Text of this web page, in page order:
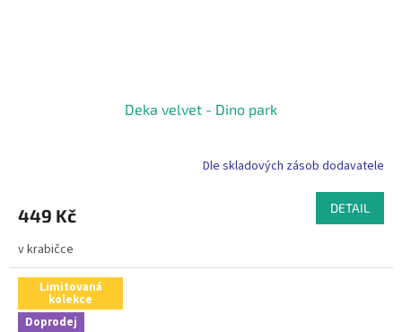
Deka velvet - Dino park
Dle skladových zásob dodavatele
449 Kč DETAIL
v krabičce
Limitovaná
kolekce
Doprodej